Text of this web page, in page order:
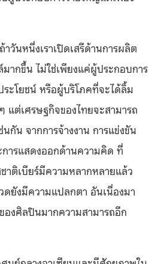
วันหนึ่งเราเปิดเสรีด้านการผลิต
ากขึ้น ไม่ใช่เพียงแค่ผู้ประกอบการ
ะโยชน์ หรือผู้บริโภคที่จะได้ลิ้ม
แต่เศรษฐกิจของไทยจะสามารถ
กัน จากการจ้างงาน การแข่งขัน
การแสดงออกด้านความคิด ที่
าติเบียร์มีความหลากหลายแล้ว
ยังมีความแปลกตา อันเนื่องมา
องศิลปินมากความสามารถอีก